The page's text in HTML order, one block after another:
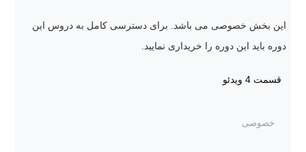
این بخش خصوصی می باشد. برای دسترسی کامل به دروس این
دوره باید این دوره را خریداری نمایید.
قسمت 4 ویدئو
خصوصی